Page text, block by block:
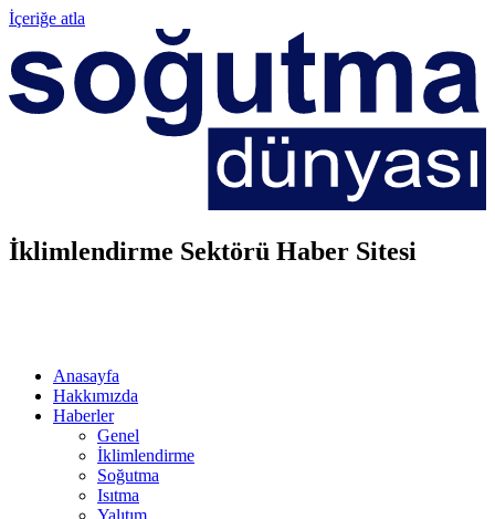
İçeriğe atla
İklimlendirme Sektörü Haber Sitesi
Anasayfa
Hakkımızda
Haberler
Genel
İklimlendirme
Soğutma
Isıtma
Yalıtım